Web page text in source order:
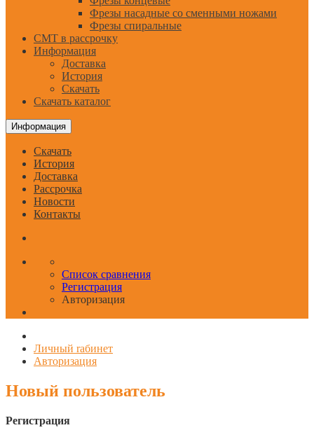
Фрезы насадные со сменными ножами
Фрезы спиральные
CMT в рассрочку
Информация
Доставка
История
Скачать
Скачать каталог
Информация
Скачать
История
Доставка
Рассрочка
Новости
Контакты
Список сравнения
Регистрация
Авторизация
Личный rабинет
Авторизация
Новый пользователь
Регистрация